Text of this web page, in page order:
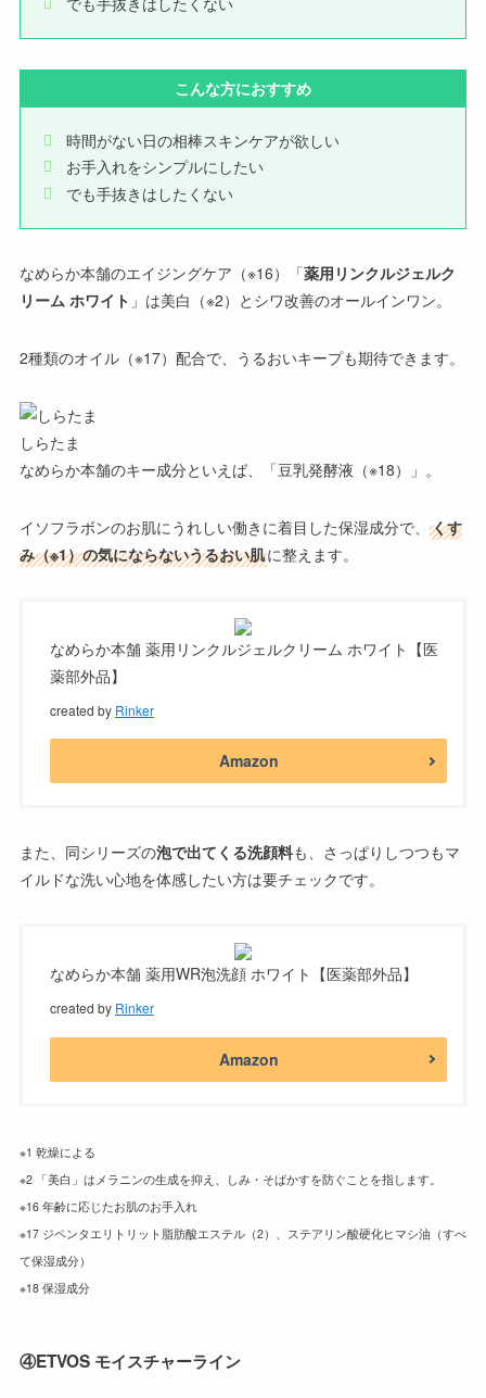
こんな方におすすめ
時間がない日の相棒スキンケアが欲しい
お手入れをシンプルにしたい
でも手抜きはしたくない
なめらか本舗のエイジングケア（※16）「薬用リンクルジェルク
リーム ホワイト 」 は美白（※2）とシワ改善のオールインワン。
2種類のオイル（※17）配合で、うるおいキープも期待できます。
しらたま
なめらか本舗のキー成分といえば、「豆乳発酵液（※18）」。
イソフラボンのお肌にうれしい働きに着目した保湿成分で、 くす
み（※1）の気にならないうるおい肌に整えます。
なめらか本舗 薬用リンクルジェルクリーム ホワイト【医
薬部外品】
created by Rinker
Amazon
また、同シリーズの泡で出てくる洗顔料も、さっぱりしつつもマ
イルドな洗い心地を体感したい方は要チェックです。
なめらか本舗 薬用WR泡洗顔 ホワイト【医薬部外品】
created by Rinker
Amazon
※1 乾燥による
※2 「美白」はメラニンの生成を抑え、しみ・そばかすを防ぐことを指します。
※16 年齢に応じたお肌のお手入れ
※17 ジペンタエリトリット脂肪酸エステル（2）、ステアリン酸硬化ヒマシ油（すべ
て保湿成分）
※18 保湿成分
④ETVOS モイスチャーライン